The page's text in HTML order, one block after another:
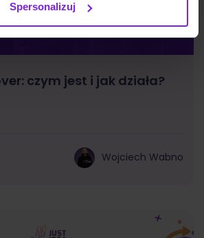
Spersonalizuj
czym jest i jak działa?
Wojciech Wabno